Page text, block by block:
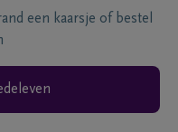
een kaarsje of bestel